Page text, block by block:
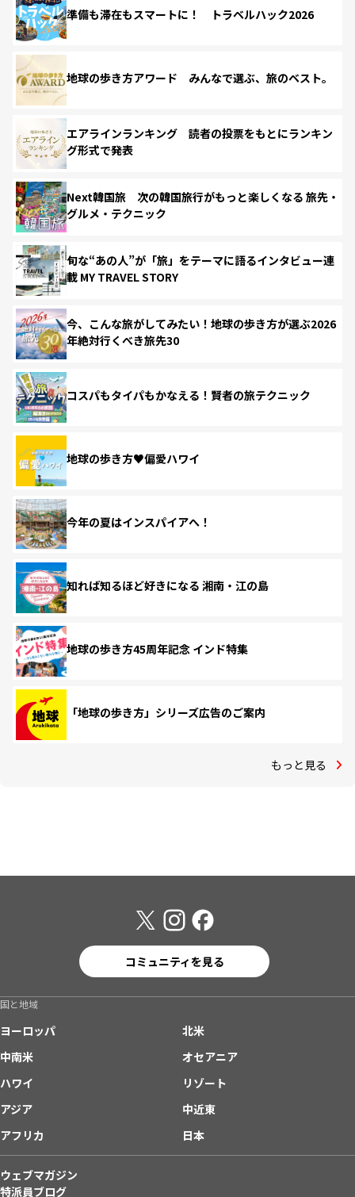
準備も滞在もスマートに！ トラベルハック2026
地球の歩き方アワード みんなで選ぶ、旅のベスト。
エアラインランキング 読者の投票をもとにランキン
グ形式で発表
Next韓国旅 次の韓国旅行がもっと楽しくなる 旅先・
グルメ・テクニック
旬な“あの人”が「旅」をテーマに語るインタビュー連
載 MY TRAVEL STORY
今、こんな旅がしてみたい！地球の歩き方が選ぶ2026
年絶対行くべき旅先30
コスパもタイパもかなえる！賢者の旅テクニック
地球の歩き方♥偏愛ハワイ
今年の夏はインスパイアへ！
知れば知るほど好きになる 湘南・江の島
地球の歩き方45周年記念 インド特集
「地球の歩き方」シリーズ広告のご案内
もっと見る
コミュニティを見る
国と地域
ヨーロッパ
北米
中南米
オセアニア
ハワイ
リゾート
アジア
中近東
アフリカ
日本
ウェブマガジン
特派員ブログ